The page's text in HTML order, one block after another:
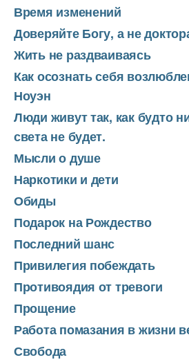
Время изменений
Доверяйте Богу, а не
Жить не раздваиваясь
Как осознать себя
Ноуэн
Люди живут так, как будто
света не будет.
Мысли о душе
Наркотики и дети
Обиды
Подарок на Рождество
Последний шанс
Привилегия побеждать
Противоядия от тревоги
Прощение
Работа помазания в жизни
Свобода